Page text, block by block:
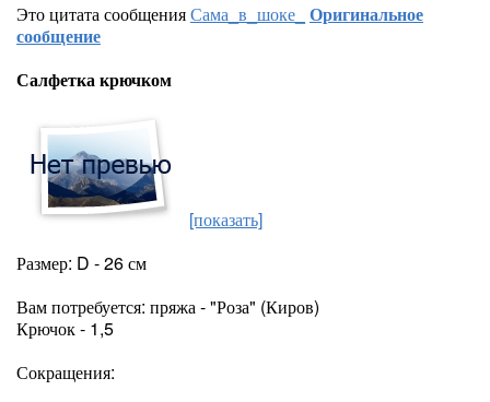
Это цитата сообщенияСама_в_шоке_ Оригинальное
сообщение
Салфетка крючком
[показать]
Размер: D - 26 см
Вам потребуется: пряжа - "Роза" (Киров)
Крючок - 1,5
Сокращения: